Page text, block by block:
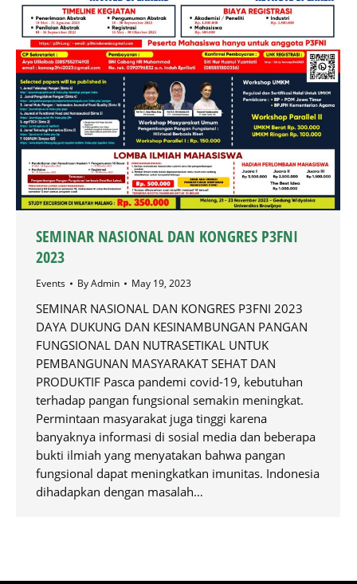
SEMINAR NASIONAL DAN KONGRES P3FNI
2023
Events ByAdmin May 19, 2023
SEMINAR NASIONAL DAN KONGRES P3FNI 2023
DAYA DUKUNG DAN KESINAMBUNGAN PANGAN
FUNGSIONAL DAN NUTRASETIKAL UNTUK
PEMBANGUNAN MASYARAKAT SEHAT DAN
PRODUKTIF Pasca pandemi covid-19, kebutuhan
terhadap pangan fungsional semakin meningkat.
Permintaan masyarakat juga tinggi karena
banyaknya informasi di sosial media dan beberapa
bukti ilmiah yang menyatakan bahwa pangan
fungsional dapat meningkatkan imunitas. Indonesia
dihadapkan dengan masalah…